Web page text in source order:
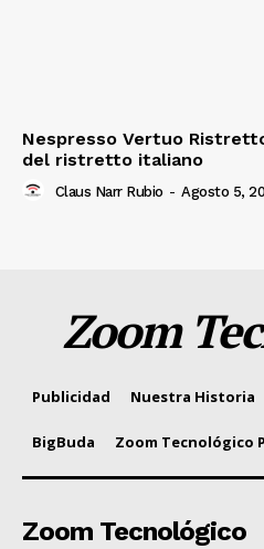
Nespresso Vertuo
del ristretto italiano
Claus Narr Rubio - Agosto 5,
Zoom
Publicidad Nuestra Historia
BigBuda Zoom Tecnológico
Zoom Tecnológico